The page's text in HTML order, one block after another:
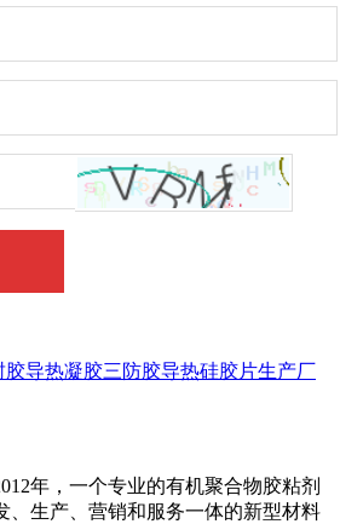
胶导热凝胶三防胶导热硅胶片生产厂
年，一个专业的有机聚合物胶粘剂
、生产、营销和服务一体的新型材料